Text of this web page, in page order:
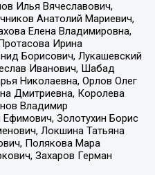
Илья Вячеславович,
Анатолий Мариевич,
Елена Владимировна,
Ирина
Борисович, Лукашевский
Иванович, Шабад
Николаевна, Орлов Олег
Дмитриевна, Королева
Владимир
Золотухин Борис
Локшина Татьяна
Полякова Мара
Захаров Герман